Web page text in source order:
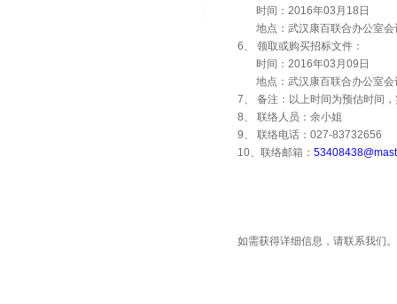
时间：2016年03月18日
地点：武汉康百联合办公室
6、 领取或购买招标文件：
时间：2016年03月09日
地点：武汉康百联合办公室会
7、 备注：以上时间为预估时间
8、 联络人员：余小姐
9、 联络电话：027-83732656
10、联络邮箱：
如需获得详细信息，请联系我们。